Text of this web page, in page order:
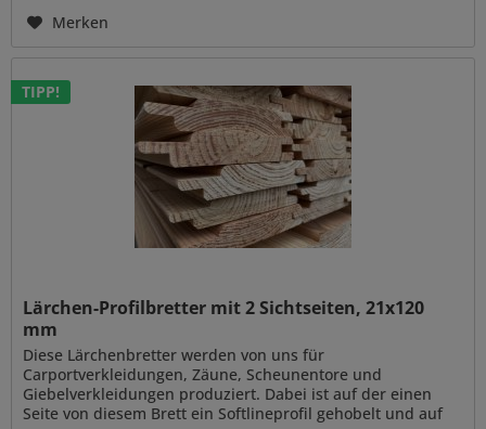
Merken
TIPP!
Lärchen-Profilbretter mit 2 Sichtseiten, 21x120
mm
Diese Lärchenbretter werden von uns für
Carportverkleidungen, Zäune, Scheunentore und
Giebelverkleidungen produziert. Dabei ist auf der einen
Seite von diesem Brett ein Softlineprofil gehobelt und auf